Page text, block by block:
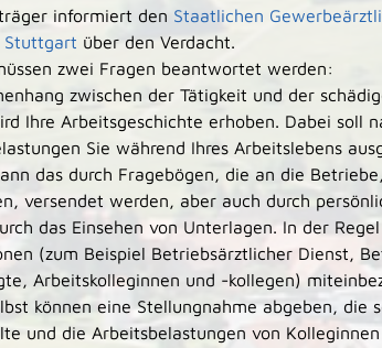
informiert den Staatlichen
Stuttgart über den Verdacht.
zwei Fragen beantwortet werden:
zwischen der Tätigkeit und der
Ihre Arbeitsgeschichte erhoben. Dabei soll
Sie während Ihres Arbeitslebens
das durch Fragebögen, die an die
versendet werden, aber auch durch
das Einsehen von Unterlagen. In der
(zum Beispiel Betriebsärztlicher Dienst,
Arbeitskolleginnen und -kollegen)
können eine Stellungnahme abgeben, die
und die Arbeitsbelastungen von